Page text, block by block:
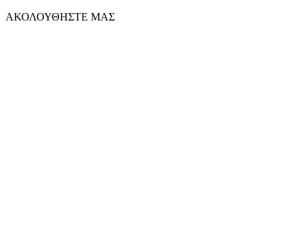
ΑΚΟΛΟΥΘΗΣΤΕ ΜΑΣ